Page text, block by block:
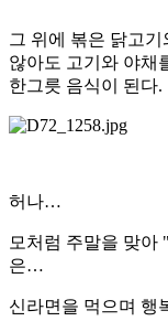
그 위에 볶은 닭고
않아도 고기와 야채
한그릇 음식이 된다.
허나…
모처럼 주말을 맞아
은…
신라면을 먹으며 행